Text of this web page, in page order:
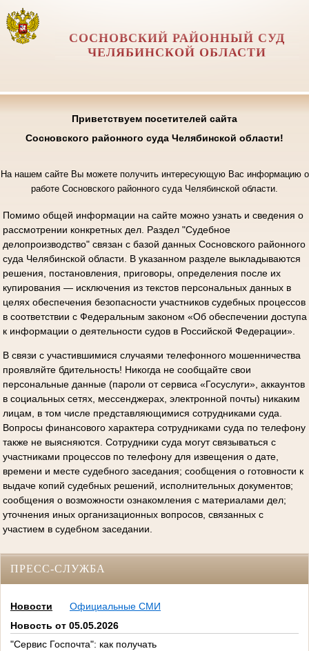
СОСНОВСКИЙ РАЙОННЫЙ СУД
ЧЕЛЯБИНСКОЙ ОБЛАСТИ
Приветствуем посетителей сайта
Сосновского районного суда Челябинской области!
На нашем сайте Вы можете получить интересующую Вас информацию о
работе Сосновского районного суда Челябинской области.
Помимо общей информации на сайте можно узнать и сведения о
рассмотрении конкретных дел. Раздел "Судебное
делопроизводство" связан с базой данных Сосновского районного
суда Челябинской области. В указанном разделе выкладываются
решения, постановления, приговоры, определения после их
купирования — исключения из текстов персональных данных в
целях обеспечения безопасности участников судебных процессов
в соответствии с Федеральным законом «Об обеспечении доступа
к информации о деятельности судов в Российской Федерации».
В связи с участившимися случаями телефонного мошенничества
проявляйте бдительность! Никогда не сообщайте свои
персональные данные (пароли от сервиса «Госуслуги», аккаунтов
в социальных сетях, мессенджерах, электронной почты) никаким
лицам, в том числе представляющимися сотрудниками суда.
Вопросы финансового характера сотрудниками суда по телефону
также не выясняются. Сотрудники суда могут связываться с
участниками процессов по телефону для извещения о дате,
времени и месте судебного заседания; сообщения о готовности к
выдаче копий судебных решений, исполнительных документов;
сообщения о возможности ознакомления с материалами дел;
уточнения иных организационных вопросов, связанных с
участием в судебном заседании.
ПРЕСС-СЛУЖБА
Новости
Официальные СМИ
Новость от 05.05.2026
"Сервис Госпочта": как получать